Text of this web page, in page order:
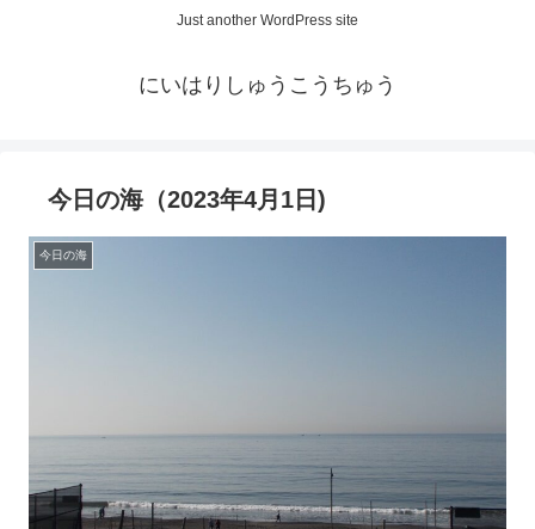
Just another WordPress site
にいはりしゅうこうちゅう
今日の海（2023年4月1日)
今日の海